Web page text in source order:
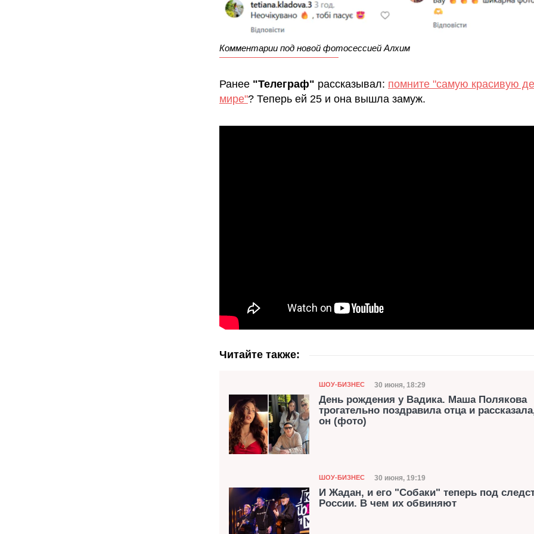
Комментарии под новой фотосессией Алхим
Ранее "Телеграф" рассказывал: помните "самую красивую
мире"? Теперь ей 25 и она вышла замуж.
Читайте также:
Категория
ШОУ-БИЗНЕС Дата публикации
30 июня, 18:29
День рождения у Вадика. Маша Полякова
трогательно поздравила отца и
он (фото)
Категория
ШОУ-БИЗНЕС Дата публикации
30 июня, 19:19
И Жадан, и его "Собаки" теперь под
России. В чем их обвиняют